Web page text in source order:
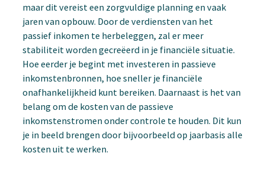
maar dit vereist een zorgvuldige planning en vaak
jaren van opbouw. Door de verdiensten van het
passief inkomen te herbeleggen, zal er meer
stabiliteit worden gecreëerd in je financiële situatie.
Hoe eerder je begint met investeren in passieve
inkomstenbronnen, hoe sneller je financiële
onafhankelijkheid kunt bereiken. Daarnaast is het van
belang om de kosten van de passieve
inkomstenstromen onder controle te houden. Dit kun
je in beeld brengen door bijvoorbeeld op jaarbasis alle
kosten uit te werken.